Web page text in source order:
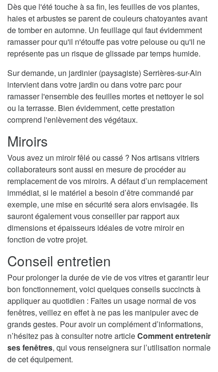
Dès que l'été touche à sa fin, les feuilles de vos plantes,
haies et arbustes se parent de couleurs chatoyantes avant
de tomber en automne. Un feuillage qui faut évidemment
ramasser pour qu'il n'étouffe pas votre pelouse ou qu'il ne
représente pas un risque de glissade par temps humide.
Sur demande, un jardinier (paysagiste) Serrières-sur-Ain
intervient dans votre jardin ou dans votre parc pour
ramasser l'ensemble des feuilles mortes et nettoyer le sol
ou la terrasse. Bien évidemment, cette prestation
comprend l'enlèvement des végétaux.
Miroirs
Vous avez un miroir fêlé ou cassé ? Nos artisans vitriers
collaborateurs sont aussi en mesure de procéder au
remplacement de vos miroirs. A défaut d’un remplacement
immédiat, si le matériel a besoin d’être commandé par
exemple, une mise en sécurité sera alors envisagée. Ils
sauront également vous conseiller par rapport aux
dimensions et épaisseurs idéales de votre miroir en
fonction de votre projet.
Conseil entretien
Pour prolonger la durée de vie de vos vitres et garantir leur
bon fonctionnement, voici quelques conseils succincts à
appliquer au quotidien : Faites un usage normal de vos
fenêtres, veillez en effet à ne pas les manipuler avec de
grands gestes. Pour avoir un complément d’informations,
n’hésitez pas à consulter notre articleComment entretenir
ses fenêtres, qui vous renseignera sur l’utilisation normale
de cet équipement.